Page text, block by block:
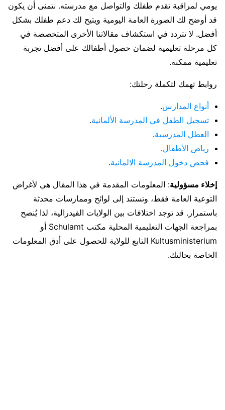
يومي لمراقبة تقدم طفلك والتواصل مع مدرسته. نتمنى أن يكون
قد أوضح لك الصورة العامة اليومية ويتيح لك دعم طفلك بشكل
أفضل. لا تتردد في استكشاف مقالاتنا الأخرى المتخصصة في
كل مرحلة تعليمية لضمان حصول أطفالك على أفضل تجربة
تعليمية ممكنة.
روابط تهمك لتكملة رحلتك:
أنواع المدارس.
تسجيل الطفل في المدرسة الألمانية.
العطل المدرسية.
رياض الأطفال.
فحص دخول المدرسة الالمانية.
إخلاء مسؤولية: المعلومات المقدمة في هذا المقال هي لأغراض
التوعية العامة فقط، وتستند إلى لوائح وممارسات محدثة
باستمرار. قد توجد اختلافات بين الولايات الفيدرالية، لذا يُنصح
بمراجعة الجهات التعليمية المحلية مكتب Schulamt أو
Kultusministerium التابع للولاية للحصول على أدق المعلومات
الخاصة بحالتك.